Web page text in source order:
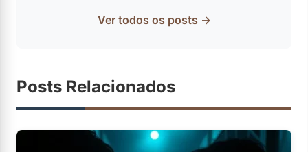
Ver todos os posts →
Posts Relacionados